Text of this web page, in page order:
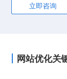
立即咨询
网站优化关